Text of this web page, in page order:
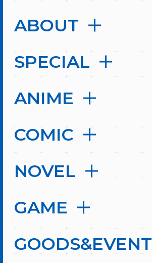
ABOUT
SPECIAL
ANIME
COMIC
NOVEL
GAME
GOODS&EVENT